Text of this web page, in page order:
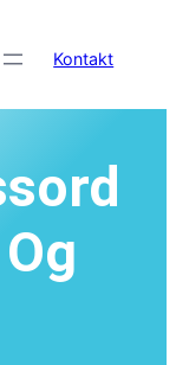
Kontakt